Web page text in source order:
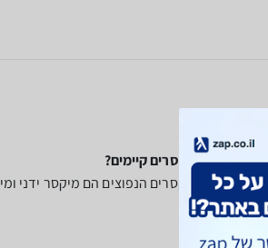
אילו סוגי מיקסרים קיימים?
שני סוגי המיקסרים הנפוצים הם מיקסר ידני
מיקסרים...